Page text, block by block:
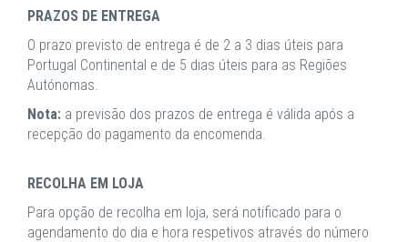
PRAZOS DE ENTREGA
O prazo previsto de entrega é de 2 a 3 dias úteis para
Portugal Continental e de 5 dias úteis para as Regiões
Autónomas.
Nota: a previsão dos prazos de entrega é válida após a
recepção do pagamento da encomenda.
RECOLHA EM LOJA
Para opção de recolha em loja, será notificado para o
agendamento do dia e hora respetivos através do número